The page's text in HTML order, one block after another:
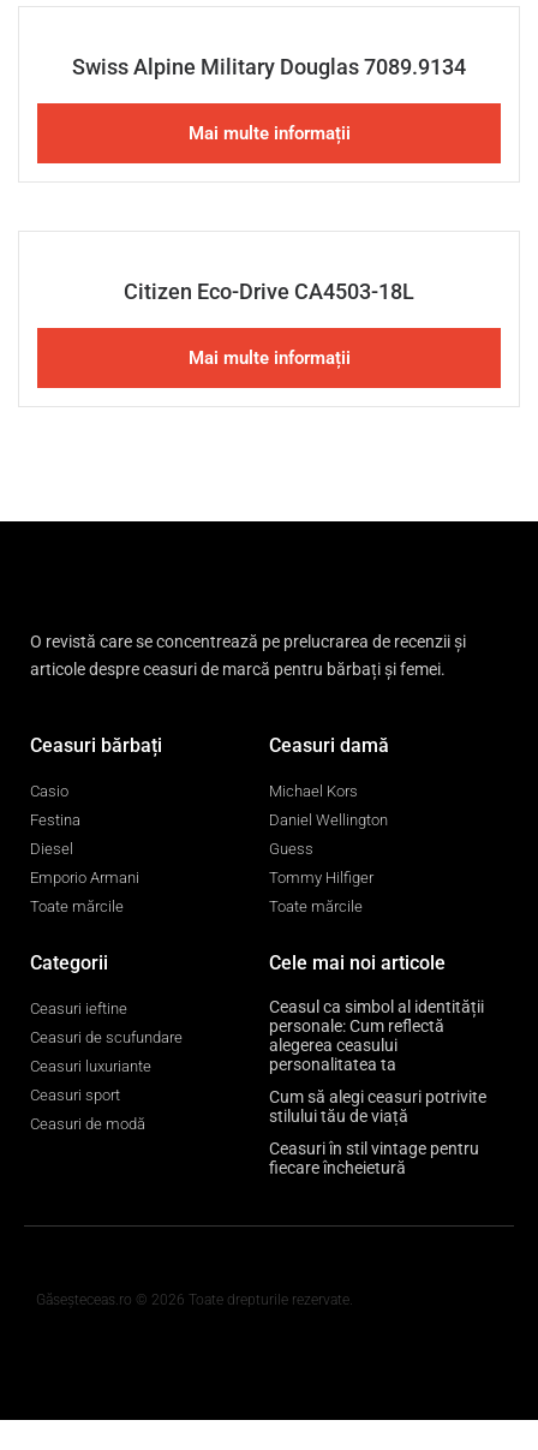
Swiss Alpine Military Douglas 7089.9134
Mai multe informații
Citizen Eco-Drive CA4503-18L
Mai multe informații
O revistă care se concentrează pe prelucrarea de recenzii și
articole despre ceasuri de marcă pentru bărbați și femei.
Ceasuri bărbați
Casio
Festina
Diesel
Emporio Armani
Toate mărcile
Ceasuri damă
Michael Kors
Daniel Wellington
Guess
Tommy Hilfiger
Toate mărcile
Categorii
Ceasuri ieftine
Ceasuri de scufundare
Ceasuri luxuriante
Ceasuri sport
Ceasuri de modă
Cele mai noi articole
Ceasul ca simbol al identității
personale: Cum reflectă
alegerea ceasului
personalitatea ta
Cum să alegi ceasuri potrivite
stilului tău de viață
Ceasuri în stil vintage pentru
fiecare încheietură
Găseșteceas.ro © 2026 Toate drepturile rezervate.